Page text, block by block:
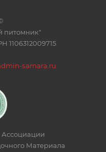
питомник"
1106312009715
samara.ru
Ассоциации
Материала